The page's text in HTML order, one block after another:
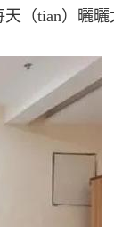
（tiān）曬